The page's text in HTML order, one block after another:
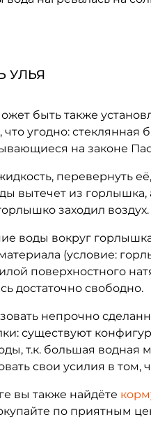
УЛЬЯ
быть также
угодно:
на законе
перевернуть
вытечет из горлышка,
заходил воздух.
вокруг горлышка
(условие:
поверхностного
достаточно свободно.
непрочно
существуют
т.к. большая водная
свои усилия в
также найдёте
по приятным